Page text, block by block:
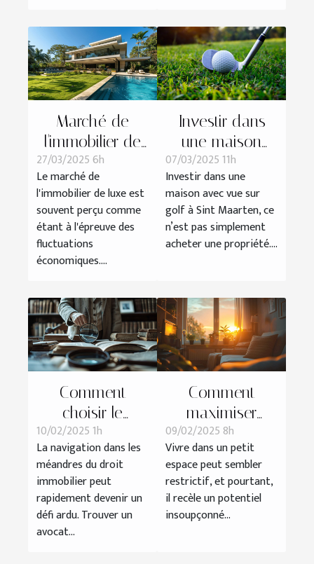
Marché de
l'immobilier de
luxe quelles
opportunités en
période de crise
27/03/2025 6h
Le marché de
l'immobilier de luxe est
souvent perçu comme
étant à l'épreuve des
fluctuations
économiques....
Investir dans
une maison
avec vue sur
golf à Sint
Maarten : un
choix
stratégique
07/03/2025 11h
Investir dans une
maison avec vue sur
golf à Sint Maarten, ce
n’est pas simplement
acheter une propriété....
Comment
choisir le
meilleur avocat
spécialisé en
droit immobilier
?
10/02/2025 1h
La navigation dans les
méandres du droit
immobilier peut
rapidement devenir un
défi ardu. Trouver un
avocat...
Comment
maximiser
l'espace dans
un petit
appartement :
techniques et
astuces
09/02/2025 8h
Vivre dans un petit
espace peut sembler
restrictif, et pourtant,
il recèle un potentiel
insoupçonné...